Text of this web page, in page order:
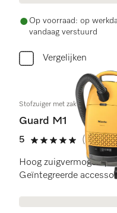
Op voorraad: op
vandaag verstuurd
Vergelijken
Stofzuiger met zak
Guard M1
5
5 sterren op 5
(20
Hoog zuigvermogen |
Geïntegreerde